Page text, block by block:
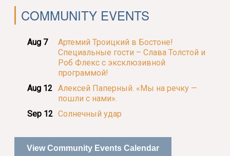
COMMUNITY EVENTS
Aug 7
Артемий Троицкий в Бостоне!
Специальные гости – Слава Толстой и
Роб Флекс с эксклюзивной
программой!
Aug 12 Алексей Паперный. «Мы на речку —
пошли с нами».
Sep 12 Солнечный удар
View Community Events Calendar